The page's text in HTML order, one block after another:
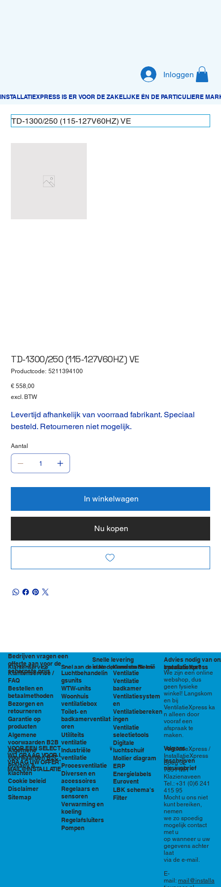
Inloggen
TD-1300/250 (115-127V60HZ) VE
TD-1300/250 (115-127V60HZ) VE
Productcode: Productcode
5211394100
Prijs
€ 558,00
excl. BTW
Levertijd afhankelijk van voorraad fabrikant. Speciaal
besteld. Retourneren niet mogelijk.
Aantal
In winkelwagen
Nu kopen
Klantenservice
Klantenservice /
FAQ
Bestellen en
betaalmethoden
Bezorgen en
retourneren
Garantie op
producten
Algemene
voorwaarden B2B
Algemene
voorwaarden B2C
Privacy &
klachten
Cookie beleid
Disclaimer
Sitemap
VOOR EEN SELECTIE EN PRIJSOPGAVE STAAN
WIJ GRAAG VOOR U KLAAR!
VRAAG UW OFFERTE AAN VIA
MAIL@INSTALLATIEXPRESS.NL
Bedrijven vragen een
offerte aan voor de
scherpste prijs
Snelle levering
in Nederland en België
Advies nodig van
specialisten?
Snel aan de slag
Luchtbehandelin
gsunits
WTW-units
Woonhuis
ventilatiebox
Toilet- en
badkamerventilat
oren
Utiliteits
ventilatie
Industriële
ventilatie
Procesventilatie
Diversen en
accessoires
Regelaars en
sensoren
Verwarming en
koeling
Regelafsluiters
Pompen
Kennisbank en
tools
Ventilatie
Ventilatie
badkamer
Ventilatiesystem
en
Ventilatiebereken
ingen
Ventilatie
selectietools
Digitale
luchtschuif
Mollier diagram
ERP
Energielabels
Eurovent
LBK schema's
Filter
We zijn een online
webshop, dus
geen fysieke
winkel! Langskom
en bij
VentilatieXpress ka
n alleen door
vooraf een
afspraak te
maken.
VentilatieXpress /
InstallatieXpress
Boeg 32
7891 MR
Klazienaveen
Tel.: +31 (0)6 241
415 95
Mocht u ons niet
kunt bereiken,
nemen
we zo spoedig
mogelijk contact
met u
op wanneer u uw
gegevens achter
laat
via de e-mail.
E-
mail: mail@installa
InstallatieXpress
Volg ons
Inschrijven
nieuwsbrief